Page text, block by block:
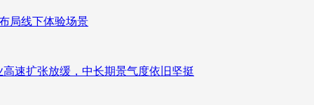
局线下体验场景
速扩张放缓，中长期景气度依旧坚挺